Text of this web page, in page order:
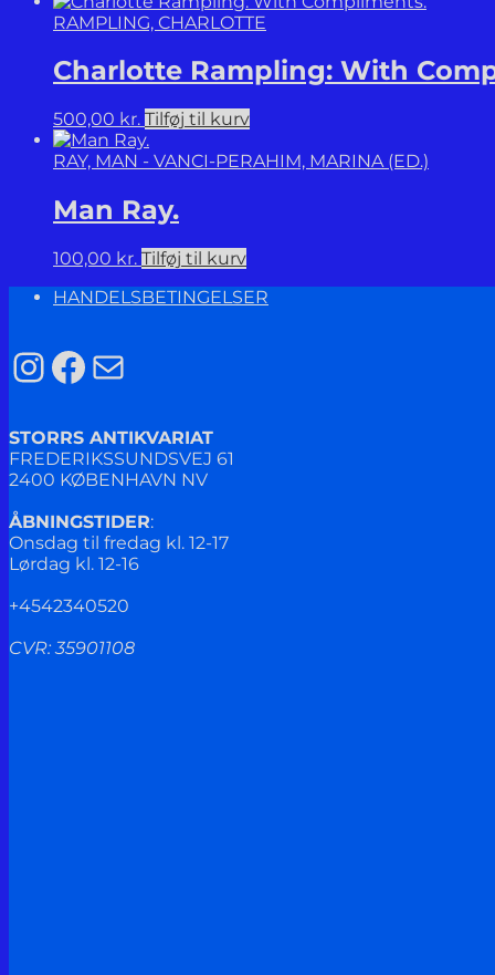
RAMPLING, CHARLOTTE
Charlotte Rampling: With
500,00 kr. Tilføj til kurv
RAY, MAN - VANCI-PERAHIM, MARINA (ED.)
Man Ray.
100,00 kr. Tilføj til kurv
HANDELSBETINGELSER
Instagram
Facebook
Mail
STORRS ANTIKVARIAT
FREDERIKSSUNDSVEJ 61
2400 KØBENHAVN NV
ÅBNINGSTIDER:
Onsdag til fredag kl. 12-17
Lørdag kl. 12-16
+4542340520
CVR: 35901108